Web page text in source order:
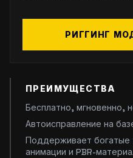
РИГГИНГ
ПРЕИМУЩЕСТВА
Бесплатно, мгновенно,
Автоисправление на
Поддерживает богатые
анимации и PBR-